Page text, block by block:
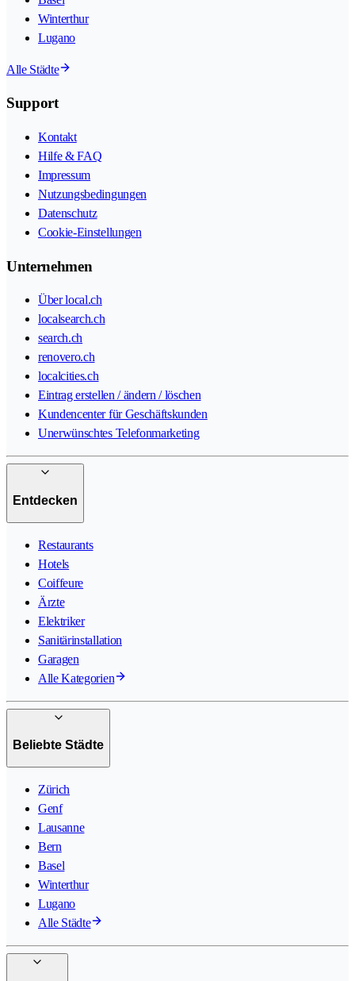
Winterthur
Lugano
Alle Städte
Support
Kontakt
Hilfe & FAQ
Impressum
Nutzungsbedingungen
Datenschutz
Cookie-Einstellungen
Unternehmen
Über local.ch
localsearch.ch
search.ch
renovero.ch
localcities.ch
Eintrag erstellen / ändern / löschen
Kundencenter für Geschäftskunden
Unerwünschtes Telefonmarketing
Entdecken
Restaurants
Hotels
Coiffeure
Ärzte
Elektriker
Sanitärinstallation
Garagen
Alle Kategorien
Beliebte Städte
Zürich
Genf
Lausanne
Bern
Basel
Winterthur
Lugano
Alle Städte